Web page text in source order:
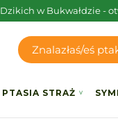
w Bukwałdzie -
Znalazłaś/eś
PTASIA STRAŻ